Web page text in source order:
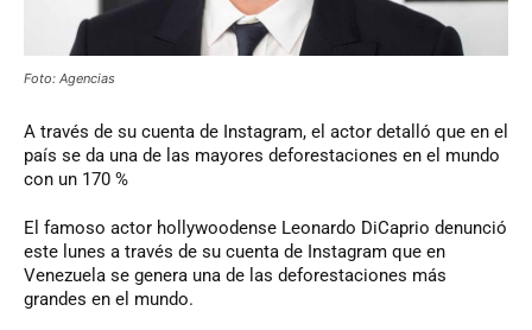
Foto: Agencias
A través de su cuenta de Instagram, el actor detalló que en el
país se da una de las mayores deforestaciones en el mundo
con un 170 %
El famoso actor hollywoodense Leonardo DiCaprio denunció
este lunes a través de su cuenta de Instagram que en
Venezuela se genera una de las deforestaciones más
grandes en el mundo.